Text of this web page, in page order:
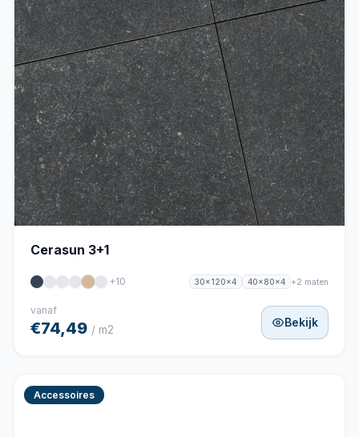
Cerasun 3+1
+10 30x120x4 40x80x4 +2 maten
vanaf
€74,49 / m2
Bekijk
Accessoires